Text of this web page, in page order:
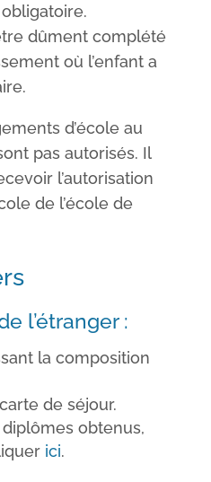
obligatoire.
dûment complété
où l’enfant a
d’école au
pas autorisés. Il
l’autorisation
de l’école de
l’étranger :
la composition
carte de séjour.
diplômes obtenus,
ici.